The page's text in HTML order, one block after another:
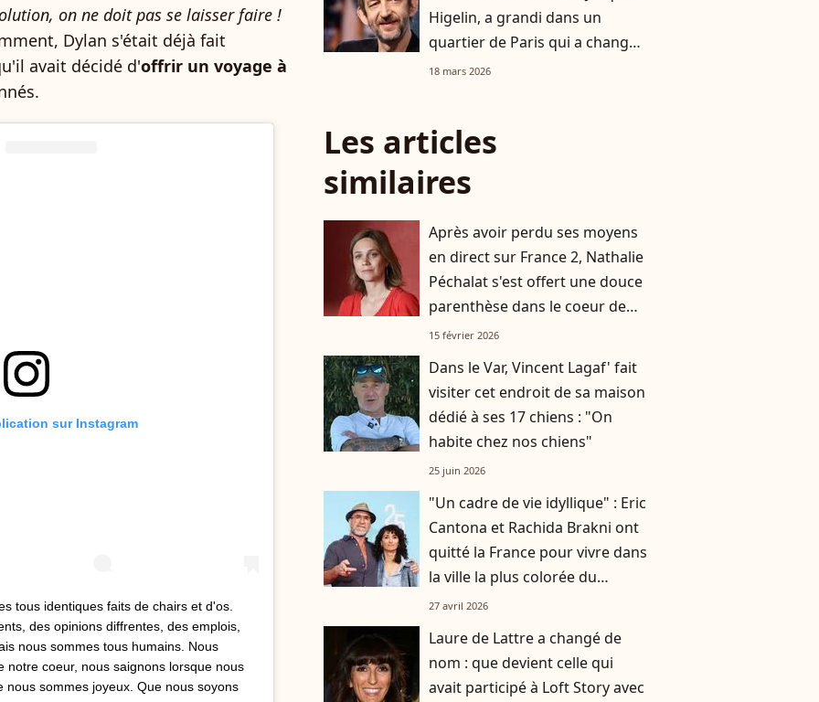
on ne doit pas se laisser faire !
Dylan s'était déjà fait
avait décidé d'offrir un voyage à
sur Instagram
tous identiques faits de chairs et d'os.
des opinions diffrentes, des emplois,
nous sommes tous humains. Nous
notre coeur, nous saignons lorsque nous
nous sommes joyeux. Que nous soyons
Higelin, a grandi dans un
quartier de Paris qui a changé
du tout au tout
18 mars 2026
Les articles
similaires
Après avoir perdu ses moyens
en direct sur France 2, Nathalie
Péchalat s'est offert une douce
parenthèse dans le coeur de
Milan
15 février 2026
Dans le Var, Vincent Lagaf' fait
visiter cet endroit de sa maison
dédié à ses 17 chiens : "On
habite chez nos chiens"
25 juin 2026
"Un cadre de vie idyllique" : Eric
Cantona et Rachida Brakni ont
quitté la France pour vivre dans
la ville la plus colorée du
monde
27 avril 2026
Laure de Lattre a changé de
nom : que devient celle qui
avait participé à Loft Story avec